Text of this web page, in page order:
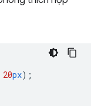
20px);